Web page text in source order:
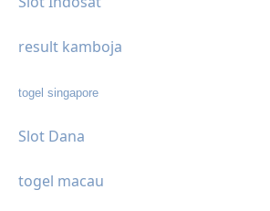
result kamboja
togel singapore
Slot Dana
togel macau